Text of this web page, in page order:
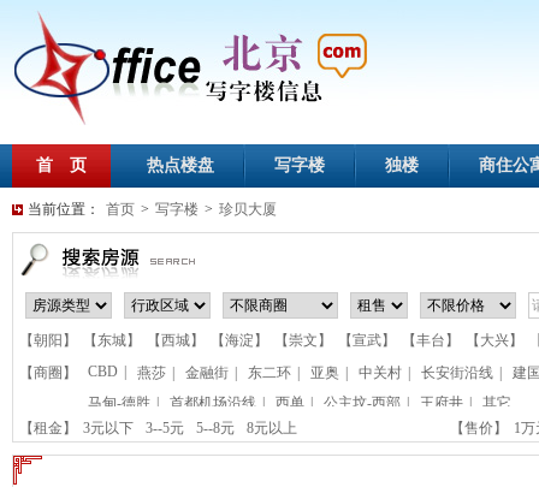
首 页 热点楼盘 写字楼 独楼 商住公
当前位置： 首页 > 写字楼 > 珍贝大厦
【朝阳】 【东城】 【西城】 【海淀】 【崇文】 【宣武】 【丰台】 【大兴】
【商圈】
CBD 燕莎 金融街 东二环 亚奥 中关村 长安街沿线
建
马甸-德胜 | 首都机场沿线 | 西单 | 公主坟-西部 | 王府井 |
其它
【租金】
3元以下 3--5元 5--8元 8元以上 【售价】 1